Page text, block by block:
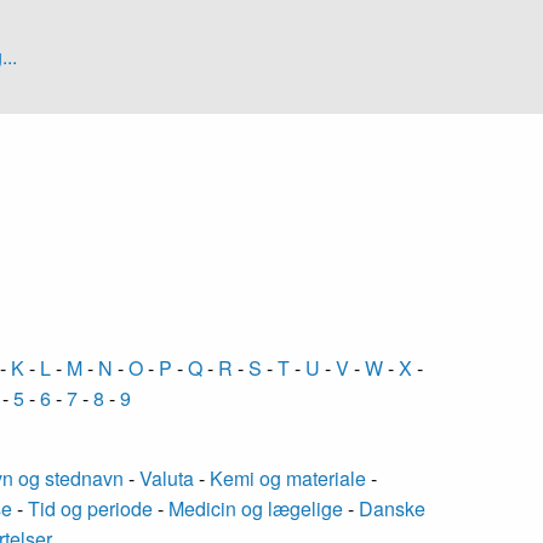
K- L- M- N -O- P -Q- R -S -T- U -V-W-X-
5-6-7-8 -9
og stednavn -Valuta- Kemi og materiale-
-Tid og periode- Medicin og lægelige- Danske